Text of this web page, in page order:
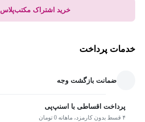
خرید اشتراک مکتب‌پلاس
خدمات پرداخت
ضمانت بازگشت وجه
پرداخت اقساطی با اسنپ‌پی
۴ قسط بدون کارمزد، ماهانه 0 تومان